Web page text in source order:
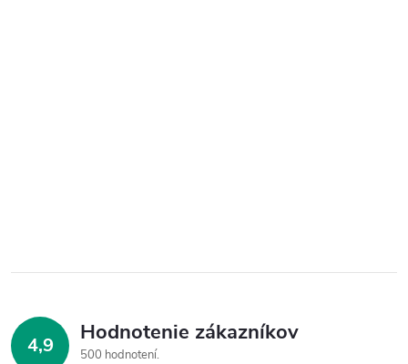
4,9 Hodnotenie zákazníkov
500 hodnotení